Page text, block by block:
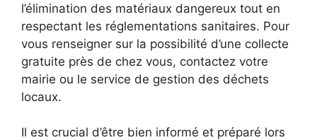
l’élimination des matériaux dangereux tout en
respectant les réglementations sanitaires. Pour
vous renseigner sur la possibilité d’une collecte
gratuite près de chez vous, contactez votre
mairie ou le service de gestion des déchets
locaux.
Il est crucial d’être bien informé et préparé lors